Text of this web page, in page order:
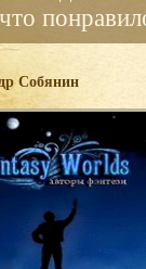
Собянин